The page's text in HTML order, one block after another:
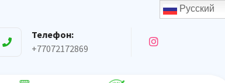
Телефон:
+77072172869
Русский